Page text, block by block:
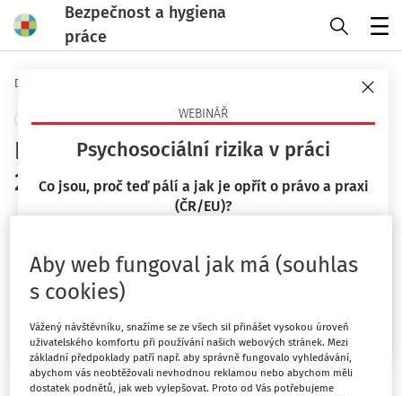
Bezpečnost a hygiena
práce
WEBINÁŘ
Psychosociální rizika v práci
Co jsou, proč teď pálí a jak je opřít o právo a praxi
(ČR/EU)?
Mgr. Lucie Kyselová
Domů
+ PŘIDAT VLASTNÍ
Pracovní úrazovost v ČR v roce
2024
Státní úřad inspekce práce
Vydáno:8. 2. 2026
2 minuty čtení
Analytická zpráva o pracovní úrazovosti v České
republice v roce 2024 přináší komplexní pohled na vývoj
a strukturu pracovních úrazů v daném roce. Zpráva
vychází z dat Státního úřadu inspekce práce a Českého
Aby web fungoval jak má (souhlas
s cookies)
Vážený návštěvníku, snažíme se ze všech sil přinášet vysokou úroveň
uživatelského komfortu při používání našich webových stránek. Mezi
základní předpoklady patří např. aby správně fungovalo vyhledávání,
abychom vás neobtěžovali nevhodnou reklamou nebo abychom měli
dostatek podnětů, jak web vylepšovat. Proto od Vás potřebujeme